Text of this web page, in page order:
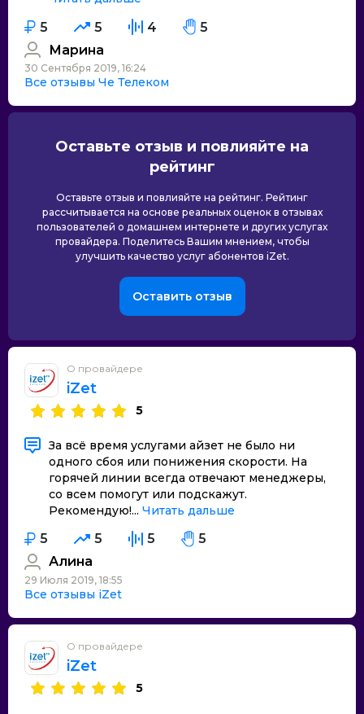
5 5 4
5
Марина
30 Сентября 2019, 16:24
Все отзывы Че Телеком
Оставьте отзыв и повлияйте на
рейтинг
Оставьте отзыв и повлияйте на рейтинг. Рейтинг
рассчитывается на основе реальных оценок в отзывах
пользователей о домашнем интернете и других услугах
провайдера. Поделитесь Вашим мнением, чтобы
улучшить качество услуг абонентов iZet.
Оставить отзыв
О провайдере
iZet
5
За всё время услугами айзет не было ни
одного сбоя или понижения скорости. На
горячей линии всегда отвечают менеджеры,
со всем помогут или подскажут.
Рекомендую!... Читать дальше
5 5 5
5
Алина
29 Июля 2019, 18:55
Все отзывы iZet
О провайдере
iZet
5